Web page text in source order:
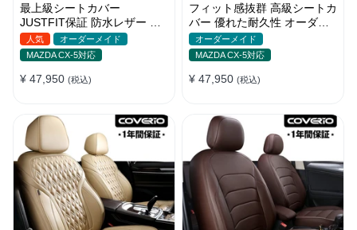
最上級シートカバー
JUSTFIT保証 防水レザー オ
ーダーメイド 通気性 おしゃ
れ 全席セット
人気
オーダーメイド
MAZDA CX-5対応
¥ 47,950 (税込)
フィット感抜群 高級シートカ
バー 優れた耐久性 オーダー
メイド 9色 防水レザー おし
ゃれ
オーダーメイド
MAZDA CX-5対応
¥ 47,950 (税込)